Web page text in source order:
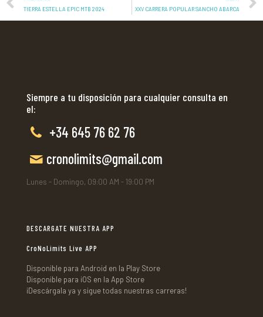
TIERRA ESTELLA EPIC MTB 2024 XXV CARRERA POPULAR SANCHO ABARCA
Siempre a tu disposición para cualquier consulta en
el:
+34 645 76 62 76
cronolimits@gmail.com
Lunes - Domingo, 09:00 AM - 19:00 PM
DESCARGATE NUESTRA APP
CroNoLimits Live APP
Disponible para Android en la Play Store
Disponible para iOS en la App Store
¡Descárgala ya y sigue todas nuestras carreras!